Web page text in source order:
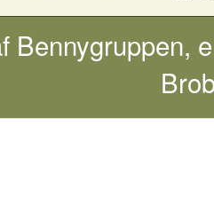
Bennygruppen,